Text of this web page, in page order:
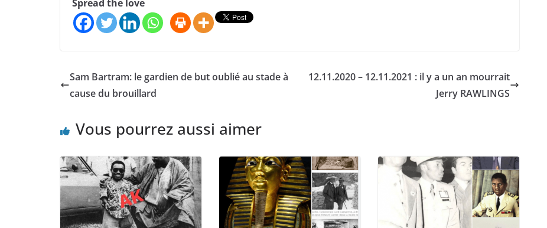
Spread the love
Sam Bartram: le gardien de but oublié au stade à
cause du brouillard
12.11.2020 – 12.11.2021 : il y a un an mourrait
Jerry RAWLINGS
Vous pourrez aussi aimer